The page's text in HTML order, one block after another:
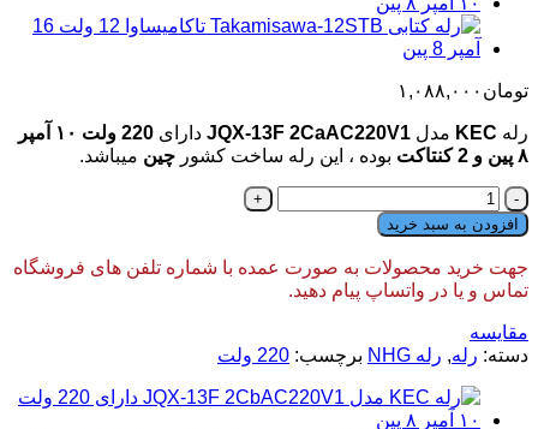
تومان ۱,۰۸۸,۰۰۰
رله KEC مدل JQX-13F 2CaAC220V1 دارای
220 ولت ۱۰ آمپر
۸ پین و 2 کنتاکت
بوده ، این رله ساخت کشور چین میباشد.
رله
KEC
مدل
JQX-
2CaAC220V1
دارای
220
ولت
10
آمپر
افزودن به سبد خرید
جهت خرید محصولات به صورت عمده با شماره تلفن های فروشگاه
تماس و یا در واتساپ پیام دهید.
مقایسه
دسته: رله, رله NHG برچسب: 220 ولت